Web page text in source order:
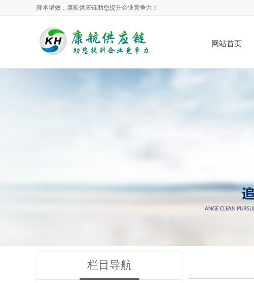
降本增效，康航供应链助您提升企业竞争力！
网站首页
栏目导航